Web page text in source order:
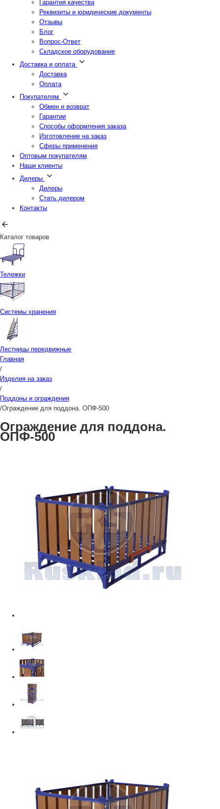
Гарантия качества
Реквизиты и юридические документы
Отзывы
Блог
Вопрос-Ответ
Складское оборудование
Доставка и оплата
Доставка
Оплата
Покупателям
Обмен и возврат
Гарантии
Способы оформления заказа
Изготовление на заказ
Сферы применения
Оптовым покупателям
Наши клиенты
Дилеры
Дилеры
Стать дилером
Контакты
Каталог товаров
Тележки
Системы хранения
Лестницы передвижные
Главная
/
Изделия на заказ
/
Поддоны и ограждения
/Ограждение для поддона. ОПФ-500
Ограждение для поддона.
ОПФ-500